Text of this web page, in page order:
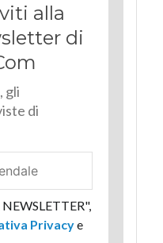
alla
di
gli
di
Privacye